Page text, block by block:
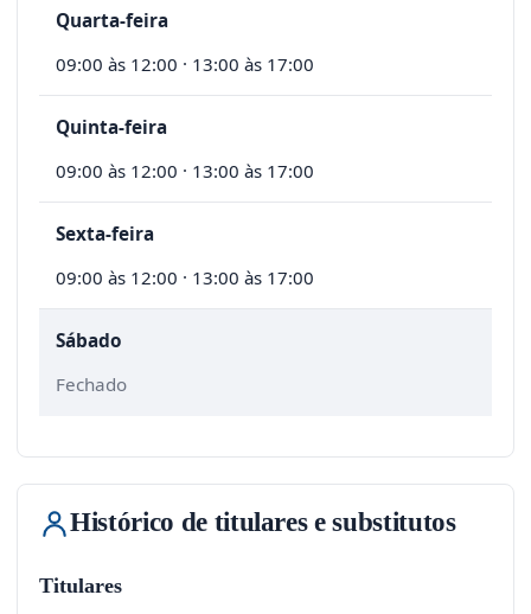
Quarta-feira
09:00 às 12:00 · 13:00 às 17:00
Quinta-feira
09:00 às 12:00 · 13:00 às 17:00
Sexta-feira
09:00 às 12:00 · 13:00 às 17:00
Sábado
Fechado
Histórico de titulares e substitutos
Titulares